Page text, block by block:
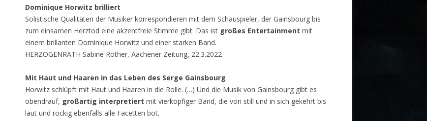
Dominique Horwitz brilliert
Solistische Qualitäten der Musiker korrespondieren mit dem Schauspieler, der Gainsbourg bis
zum einsamen Herztod eine akzentfreie Stimme gibt. Das ist großes Entertainment mit
einem brillanten Dominique Horwitz und einer starken Band.
HERZOGENRATH Sabine Rother, Aachener Zeitung, 22.3.2022
Mit Haut und Haaren in das Leben des Serge Gainsbourg
Horwitz schlüpft mit Haut und Haaren in die Rolle. (…) Und die Musik von Gainsbourg gibt es
obendrauf, großartig interpretiert mit vierköpfiger Band, die von still und in sich gekehrt bis
laut und rockig ebenfalls alle Facetten bot.